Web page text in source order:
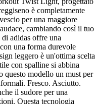
è completamente
per una maggiore
cambiando così il tuo
adidas offre una
una forma durevole
leggero è un'ottima scelta
con spalline si abbina
questo modello un must per
Fresco. Asciutto.
il sudore per una
Questa tecnologia